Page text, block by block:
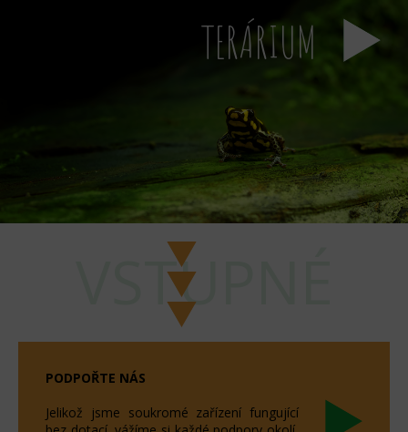
TERÁRIUM
VSTUPNÉ
PODPOŘTE NÁS
Jelikož jsme soukromé zařízení fungující